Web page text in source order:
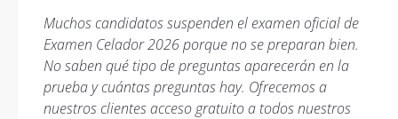
Muchos candidatos suspenden el examen oficial de
Examen Celador 2026 porque no se preparan bien.
No saben qué tipo de preguntas aparecerán en la
prueba y cuántas preguntas hay. Ofrecemos a
nuestros clientes acceso gratuito a todos nuestros